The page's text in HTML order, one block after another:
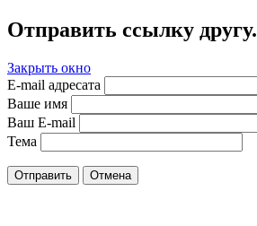
Отправить ссылку другу.
Закрыть окно
E-mail адресата
Ваше имя
Ваш E-mail
Тема
Отправить Отмена